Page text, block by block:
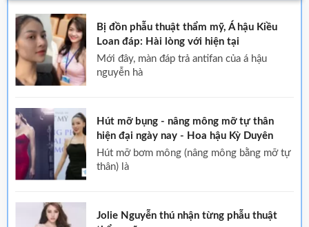
Bị đồn phẫu thuật thẩm mỹ, Á hậu Kiều
Loan đáp: Hài lòng với hiện tại
mới đây, màn đáp trả antifan của á hậu
nguyễn hà
Hút mỡ bụng - nâng mông mỡ tự thân
hiện đại ngày nay - Hoa hậu Kỳ Duyên
hút mỡ bơm mông (nâng mông bằng mỡ tự
thân) là
Jolie Nguyễn thú nhận từng phẫu thuật